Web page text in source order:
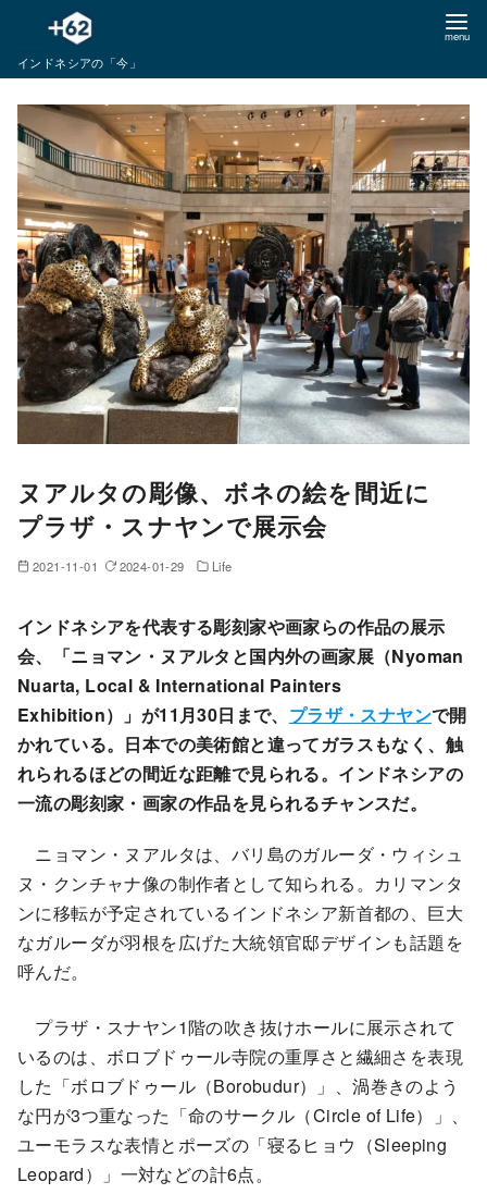
テインドネシアの「今」
ヌアルタの彫像、ボネの絵を間近に
プラザ・スナヤンで展示会
2021-11-01 2024-01-29 Life
インドネシアを代表する彫刻家や画家らの作品の展示
会、「ニョマン・ヌアルタと国内外の画家展（Nyoman
Nuarta, Local & International Painters
Exhibition）」が11月30日まで、 プラザ・スナヤンで開
かれている。日本での美術館と違ってガラスもなく、触
れられるほどの間近な距離で見られる。インドネシアの
一流の彫刻家・画家の作品を見られるチャンスだ。
ニョマン・ヌアルタは、バリ島のガルーダ・ウィシュ
ヌ・クンチャナ像の制作者として知られる。カリマンタ
ンに移転が予定されているインドネシア新首都の、巨大
なガルーダが羽根を広げた大統領官邸デザインも話題を
呼んだ。
プラザ・スナヤン1階の吹き抜けホールに展示されて
いるのは、ボロブドゥール寺院の重厚さと繊細さを表現
した「ボロブドゥール（Borobudur）」、渦巻きのよう
な円が3つ重なった「命のサークル（Circle of Life）」、
ユーモラスな表情とポーズの「寝るヒョウ（Sleeping
Leopard）」一対などの計6点。